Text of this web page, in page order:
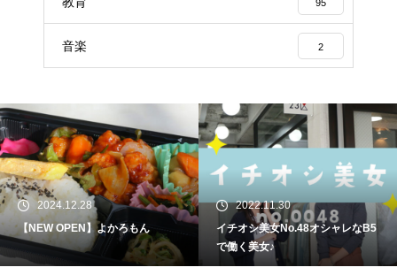
95
音楽 2
2024.12.28
【NEW OPEN】よかろもん
2022.11.30
イチオシ美女No.48オシャレなB5
で働く美女♪